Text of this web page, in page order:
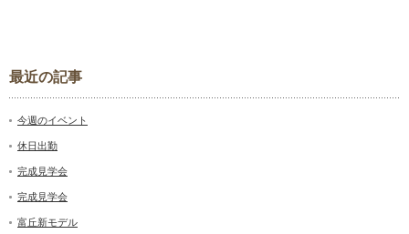
最近の記事
今週のイベント
休日出勤
完成見学会
完成見学会
富丘新モデル